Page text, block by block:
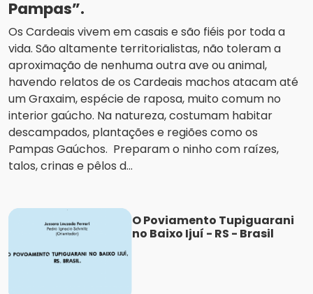
Pampas”.
Os Cardeais vivem em casais e são fiéis por toda a
vida. São altamente territorialistas, não toleram a
aproximação de nenhuma outra ave ou animal,
havendo relatos de os Cardeais machos atacam até
um Graxaim, espécie de raposa, muito comum no
interior gaúcho. Na natureza, costumam habitar
descampados, plantações e regiões como os
Pampas Gaúchos. Preparam o ninho com raízes,
talos, crinas e pêlos d...
O Poviamento Tupiguarani
no Baixo Ijuí - RS - Brasil